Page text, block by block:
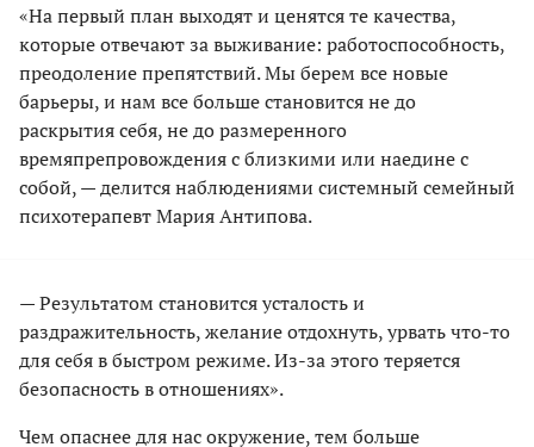
«На первый план выходят и ценятся те качества,
которые отвечают за выживание: работоспособность,
преодоление препятствий. Мы берем все новые
барьеры, и нам все больше становится не до
раскрытия себя, не до размеренного
времяпрепровождения с близкими или наедине с
собой, — делится наблюдениями системный семейный
психотерапевт Мария Антипова.
— Результатом становится усталость и
раздражительность, желание отдохнуть, урвать что-то
для себя в быстром режиме. Из-за этого теряется
безопасность в отношениях».
Чем опаснее для нас окружение, тем больше